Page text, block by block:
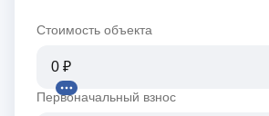
Стоимость объекта
Первоначальный взнос